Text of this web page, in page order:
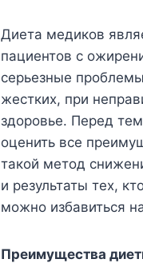
Диета медиков
пациентов с
серьезные
жестких, при
здоровье. Перед
оценить все
такой метод
и результаты тех,
можно избавиться
Преимущества